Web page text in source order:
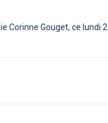
Gouget, ce lundi